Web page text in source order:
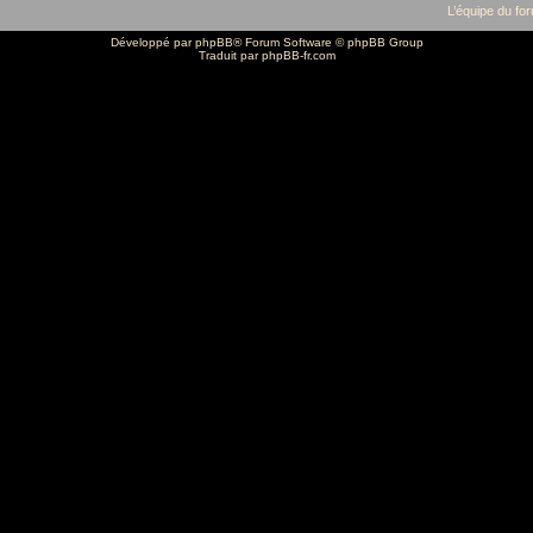
L’équipe du
Développé parphpBB® Forum Software © phpBB Group
Traduit parphpBB-fr.com